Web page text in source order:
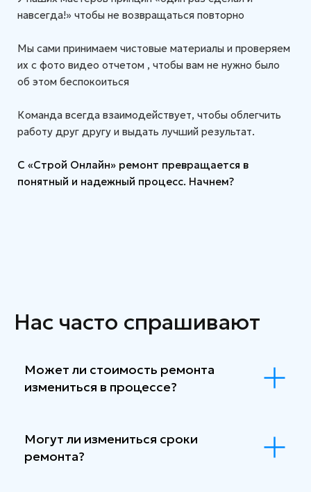
навсегда!» чтобы не возвращаться повторно
Мы сами принимаем чистовые материалы и проверяем
их с фото видео отчетом , чтобы вам не нужно было
об этом беспокоиться
Команда всегда взаимодействует, чтобы облегчить
работу друг другу и выдать лучший результат.
С «Строй Онлайн» ремонт превращается в
понятный и надежный процесс. Начнем?
Нас часто спрашивают
Может ли стоимость ремонта
измениться в процессе?
Могут ли измениться сроки
ремонта?